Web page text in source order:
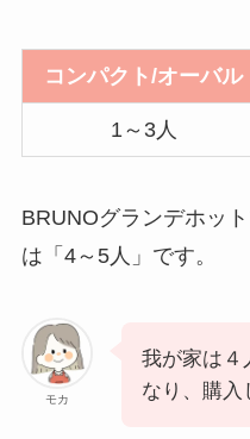
コンパクト/オーバル
1～3人
BRUNOグランデホッ
は「4～5人」です。
モカ
我が家は４
なり、購入